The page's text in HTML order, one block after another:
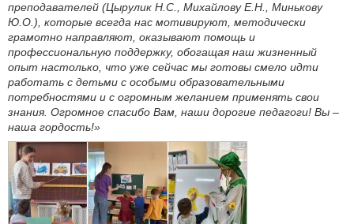
преподавателей (Цырулик Н.С., Михайлову Е.Н., Минькову
Ю.О.), которые всегда нас мотивируют, методически
грамотно направляют, оказывают помощь и
профессиональную поддержку, обогащая наш жизненный
опыт настолько, что уже сейчас мы готовы смело идти
работать с детьми с особыми образовательными
потребностями и с огромным желанием применять свои
знания. Огромное спасибо Вам, наши дорогие педагоги! Вы –
наша гордость!»